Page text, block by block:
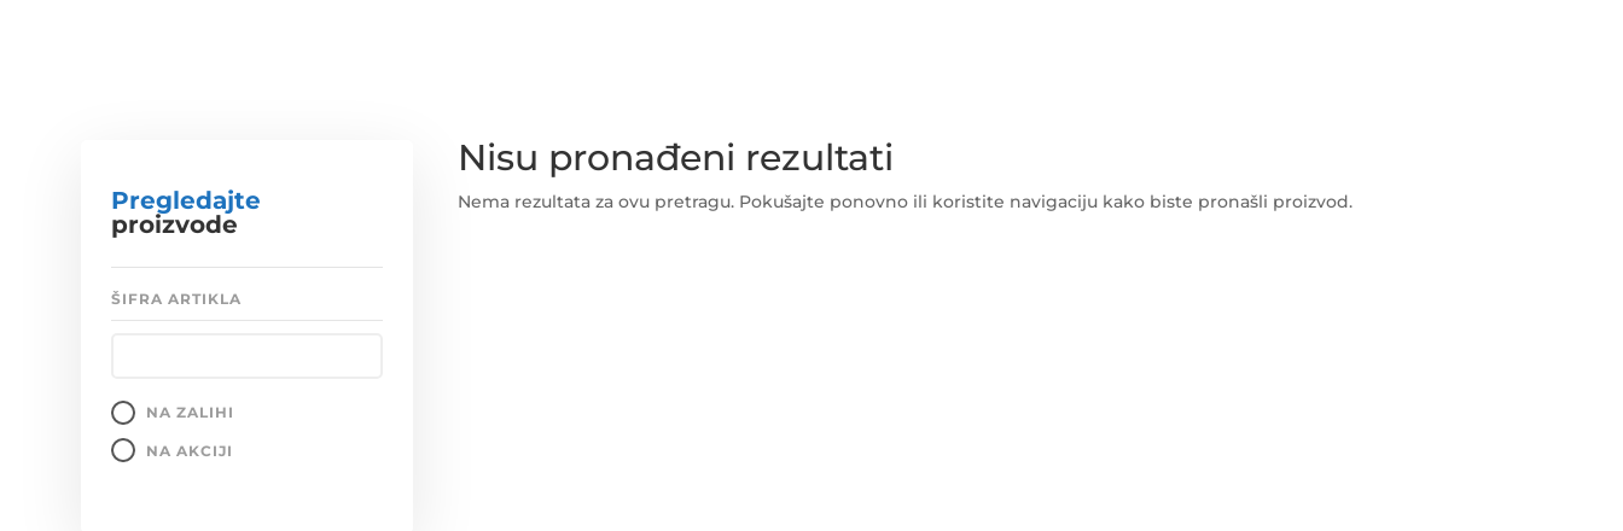
Pregledajte
proizvode
ŠIFRA ARTIKLA
NA ZALIHI
NA AKCIJI
Nisu pronađeni rezultati
Nema rezultata za ovu pretragu. Pokušajte ponovno ili koristite navigaciju kako biste pronašli proizvod.